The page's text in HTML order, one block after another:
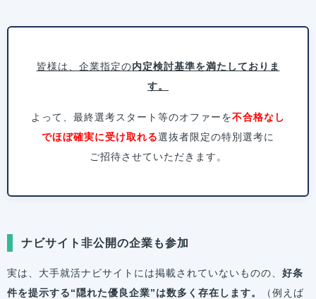
皆様は、企業指定の内定検討基準を満たしておりま
す。
よって、最終選考スタート等のオファーを不合格なし
でほぼ確実に受け取れる選抜者限定の特別選考に
ご招待させていただきます。
ナビサイト非公開の企業も参加
実は、大手就活ナビサイトには掲載されていないものの、 好条
件を提示する“隠れた優良企業”は数多く存在します。
（例えば